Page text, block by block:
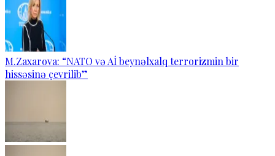
M.Zaxarova: “NATO və Aİ beynəlxalq terrorizmin bir
hissəsinə çevrilib”